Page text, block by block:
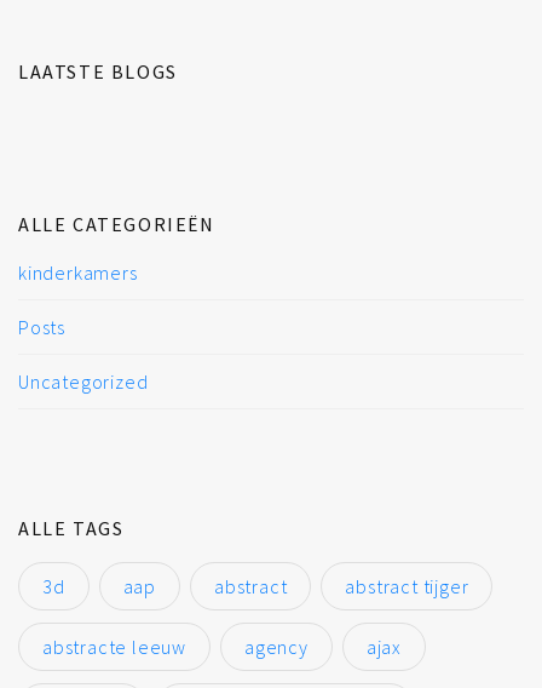
LAATSTE BLOGS
ALLE CATEGORIEËN
kinderkamers
Posts
Uncategorized
ALLE TAGS
3d aap abstract abstract tijger
abstracte leeuw agency ajax